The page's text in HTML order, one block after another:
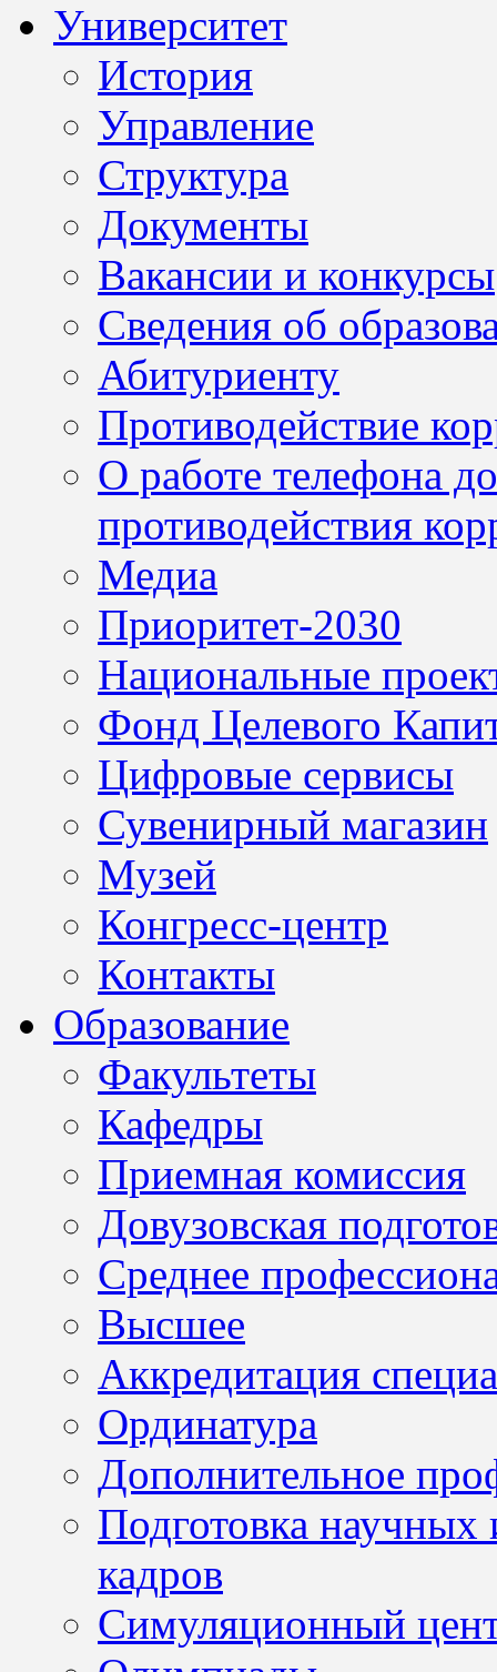
Университет
История
Управление
Структура
Документы
Вакансии и конкурсы
Сведения об
Абитуриенту
Противодействие
О работе телефона
противодействия
Медиа
Приоритет-2030
Национальные
Фонд Целевого
Цифровые сервисы
Сувенирный магазин
Музей
Конгресс-центр
Контакты
Образование
Факультеты
Кафедры
Приемная комиссия
Довузовская
Среднее
Высшее
Аккредитация
Ординатура
Дополнительное
Подготовка научных
кадров
Симуляционный